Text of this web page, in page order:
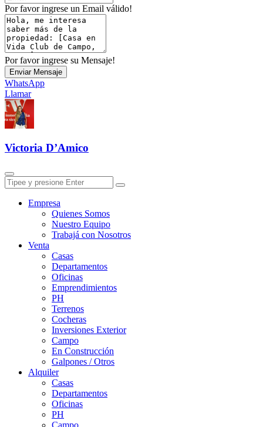
Por favor ingrese un Email válido!
Por favor ingrese su Mensaje!
Enviar Mensaje
WhatsApp
Llamar
Victoria D’Amico
Empresa
Quienes Somos
Nuestro Equipo
Trabajá con Nosotros
Venta
Casas
Departamentos
Oficinas
Emprendimientos
PH
Terrenos
Cocheras
Inversiones Exterior
Campo
En Construcción
Galpones / Otros
Alquiler
Casas
Departamentos
Oficinas
PH